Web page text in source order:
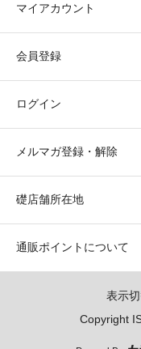
マイアカウント
会員登録
ログイン
メルマガ登録・解除
礎店舗所在地
通販ポイントについて
表示
Copyright